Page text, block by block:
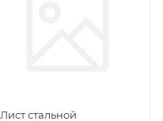
Лист стальной